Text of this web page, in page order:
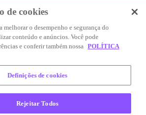
mais barato, comparando os preços de
mas a finalização da compra
lojas parceiras.
S.A. - todos os direitos reservados.
Jardim Paulista - São Paulo / SP - CEP.:
0002-53.
de cookies
melhorar o desempenho e segurança do
conteúdo e anúncios. Você pode
e conferir também nossa POLÍTICA
Definições de cookies
Rejeitar Todos